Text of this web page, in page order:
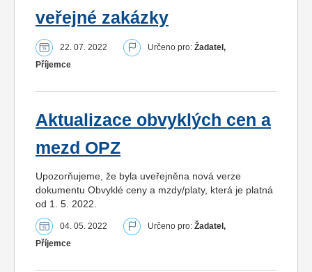
veřejné zakázky
22. 07. 2022 Určeno pro: Žadatel,
Příjemce
Aktualizace obvyklých cen a
mezd OPZ
Upozorňujeme, že byla uveřejněna nová verze
dokumentu Obvyklé ceny a mzdy/platy, která je platná
od 1. 5. 2022.
04. 05. 2022 Určeno pro: Žadatel,
Příjemce